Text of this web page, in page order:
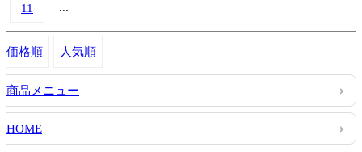
11 ...
価格順 人気順
商品メニュー
HOME